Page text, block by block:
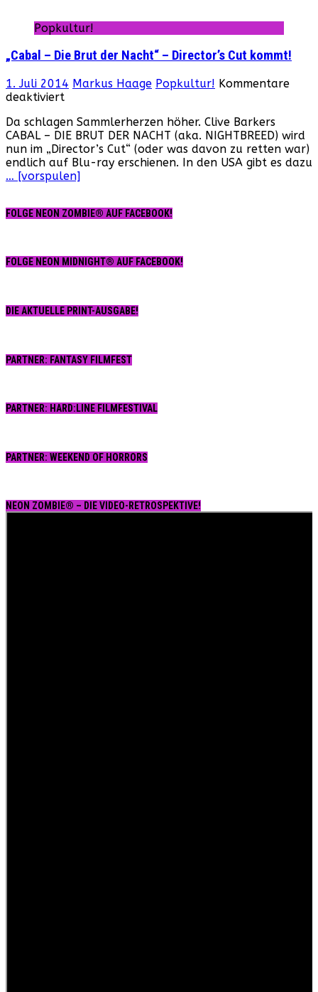
Popkultur!
„Cabal – Die Brut der Nacht“ – Director’s Cut kommt!
1. Juli 2014 Markus Haage Popkultur! Kommentare
deaktiviertfür
–
Die
Brut
der
Nacht“
Director’s
Cut
Da schlagen Sammlerherzen höher. Clive Barkers
CABAL – DIE BRUT DER NACHT (aka. NIGHTBREED) wird
nun im „Director’s Cut“ (oder was davon zu retten war)
endlich auf Blu-ray erschienen. In den USA gibt es dazu
… [vorspulen]
FOLGE NEON ZOMBIE® AUF FACEBOOK!
FOLGE NEON MIDNIGHT® AUF FACEBOOK!
DIE AKTUELLE PRINT-AUSGABE!
PARTNER: FANTASY FILMFEST
PARTNER: HARD:LINE FILMFESTIVAL
PARTNER: WEEKEND OF HORRORS
NEON ZOMBIE® – DIE VIDEO-RETROSPEKTIVE!